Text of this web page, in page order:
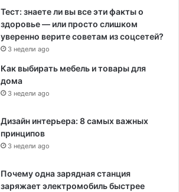
Тест: знаете ли вы все эти факты о
здоровье — или просто слишком
уверенно верите советам из соцсетей?
3 недели ago
Как выбирать мебель и товары для
дома
3 недели ago
Дизайн интерьера: 8 самых важных
принципов
3 недели ago
Почему одна зарядная станция
заряжает электромобиль быстрее